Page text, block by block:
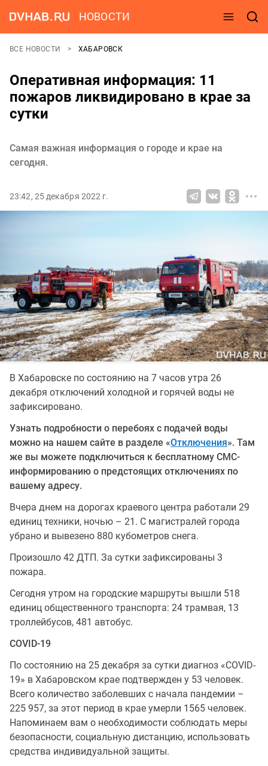
НОВОСТИ
ВСЕ НОВОСТИ ХАБАРОВСК
Оперативная информация: 11
пожаров ликвидировано в крае за
сутки
Самая важная информация о городе и крае на
сегодня.
23:42, 25 декабря 2022 г.
В Хабаровске по состоянию на 7 часов утра 26
декабря отключений холодной и горячей воды не
зафиксировано.
Узнать подробности о перебоях с подачей воды
можно на нашем сайте в разделе «Отключения». Там
же вы можете подключиться к бесплатному СМС-
информированию о предстоящих отключениях по
вашему адресу.
Вчера днем на дорогах краевого центра работали 29
единиц техники, ночью – 21. С магистралей города
убрано и вывезено 880 кубометров снега.
Произошло 42 ДТП. За сутки зафиксированы 3
пожара.
Сегодня утром на городские маршруты вышли 518
единиц общественного транспорта: 24 трамвая, 13
троллейбусов, 481 автобус.
СOVID-19
По состоянию на 25 декабря за сутки диагноз «COVID-
19» в Хабаровском крае подтвержден у 53 человек.
Всего количество заболевших с начала пандемии –
225 957, за этот период в крае умерли 1565 человек.
Напоминаем вам о необходимости соблюдать меры
безопасности, социальную дистанцию, использовать
средства индивидуальной защиты.